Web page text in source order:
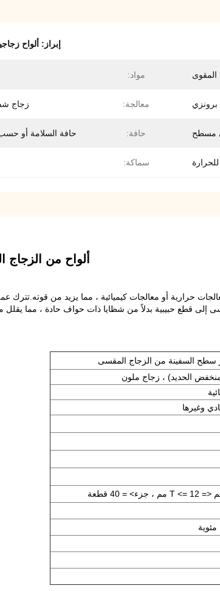
إبراز: ألواح
المقوى مواد:
معالجة: زجاج
مسطح حافة: حافة السلامة أو
سماكة:
ألواح من الزجاج المقوى 5 مم لسور سطح
حرارية أو معالجات كيميائية ، مما يزيد من
إلى قطع حبيبية بدلاً من شظايا ذات حواف حادة ، مما
الحديد) ، زجاج ملون
وغيرها